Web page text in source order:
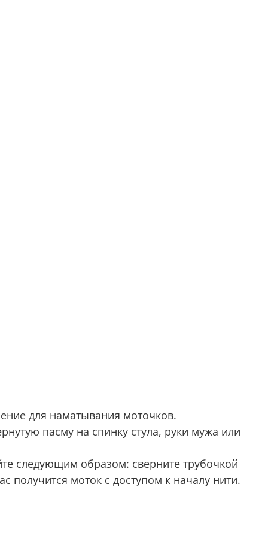
«зонт» для пасм и приспособление для наматывания моточков.
пасму на спинку стула, руки мужа или
следующим образом: сверните трубочкой
получится моток с доступом к началу нити.